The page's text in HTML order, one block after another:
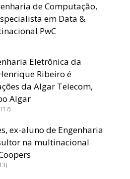
de Computação,
em Data &
PwC
Eletrônica da
Ribeiro é
da Algar Telecom,
Algar
ex-aluno de Engenharia
na multinacional